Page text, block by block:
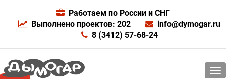
Работаем по России и СНГ
Выполнено проектов: 202
info@dymogar.ru
8 (3412) 57-68-24